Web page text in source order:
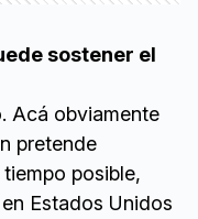
sostener el
Acá obviamente
pretende
posible,
Estados Unidos